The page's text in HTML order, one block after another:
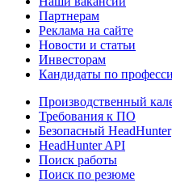
Партнерам
Реклама на сайте
Новости и статьи
Инвесторам
Кандидаты по
Производственный
Требования к ПО
Безопасный HeadHunter
HeadHunter API
Поиск работы
Поиск по резюме